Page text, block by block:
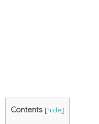
Contents [hide]